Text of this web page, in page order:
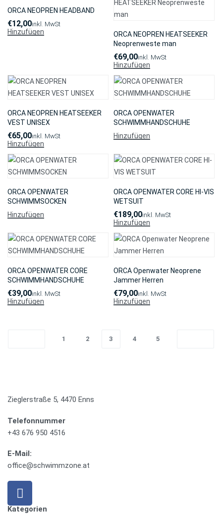
ORCA NEOPREN HEADBAND
€12,00inkl. MwSt
Hinzufügen
ORCA NEOPREN HEATSEEKER
Neoprenweste man
€69,00inkl. MwSt
Hinzufügen
ORCA NEOPREN HEATSEEKER
VEST UNISEX
€65,00inkl. MwSt
Hinzufügen
ORCA OPENWATER
SCHWIMMHANDSCHUHE
Hinzufügen
ORCA OPENWATER
SCHWIMMSOCKEN
Hinzufügen
ORCA OPENWATER CORE HI-VIS
WETSUIT
€189,00inkl. MwSt
Hinzufügen
ORCA OPENWATER CORE
SCHWIMMHANDSCHUHE
€39,00inkl. MwSt
Hinzufügen
ORCA Openwater Neoprene
Jammer Herren
€79,00inkl. MwSt
Hinzufügen
1 2 3 4 5
Zieglerstraße 5, 4470 Enns
Telefonnummer
+43 676 950 4516
E-Mail:
office@schwimmzone.at
Kategorien